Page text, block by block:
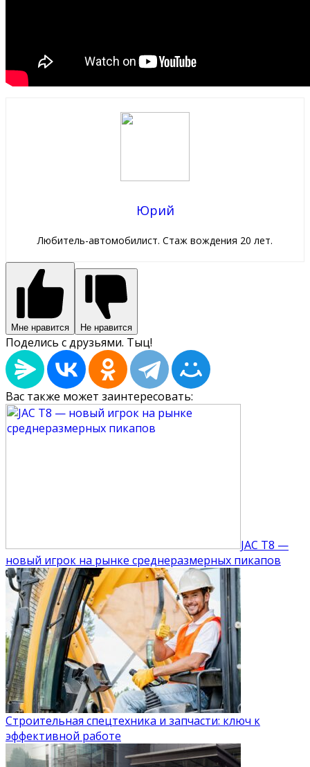
Юрий
Любитель-автомобилист. Стаж вождения 20 лет.
Мне нравится Не нравится
Поделись с друзьями. Тыц!
Вас также может заинтересовать:
JAC T8 —
новый игрок на рынке среднеразмерных пикапов
Строительная спецтехника и запчасти: ключ к
эффективной работе